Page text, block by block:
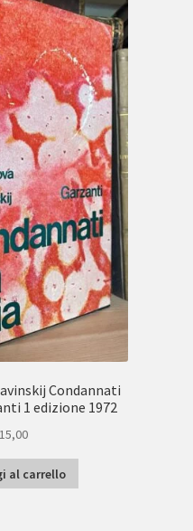
Condannati
1 edizione 1972
15,00
al carrello